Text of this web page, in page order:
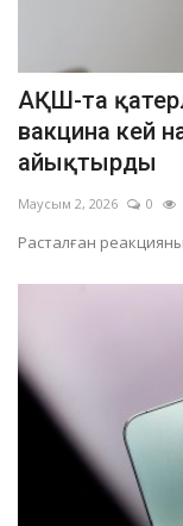
АҚШ-та
вакцина кей
айықтырды
Маусым 2, 2026 0
Расталған